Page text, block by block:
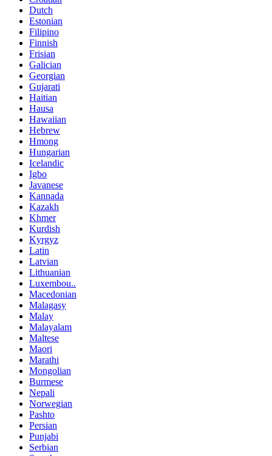
Dutch
Estonian
Filipino
Finnish
Frisian
Galician
Georgian
Gujarati
Haitian
Hausa
Hawaiian
Hebrew
Hmong
Hungarian
Icelandic
Igbo
Javanese
Kannada
Kazakh
Khmer
Kurdish
Kyrgyz
Latin
Latvian
Lithuanian
Luxembou..
Macedonian
Malagasy
Malay
Malayalam
Maltese
Maori
Marathi
Mongolian
Burmese
Nepali
Norwegian
Pashto
Persian
Punjabi
Serbian